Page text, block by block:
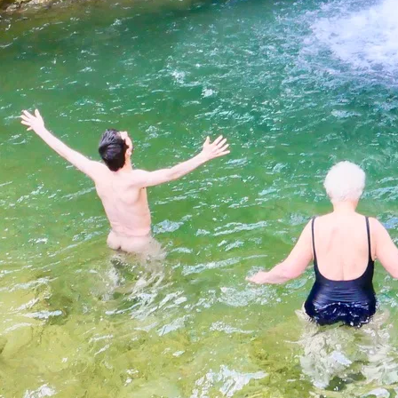
Githa Ben-David © 2023 - 2026 • All Rights Reserved.
Page load link
Go to Top